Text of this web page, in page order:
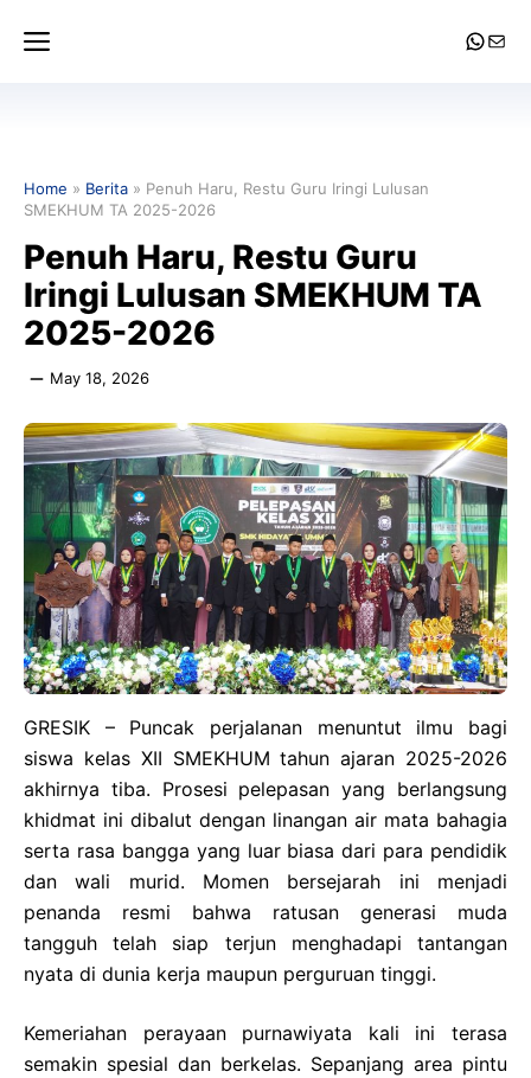
Menu Mail
Home » Berita » Penuh Haru, Restu Guru Iringi Lulusan
SMEKHUM TA 2025-2026
Penuh Haru, Restu Guru
Iringi Lulusan SMEKHUM TA
2025-2026
May 18, 2026
GRESIK – Puncak perjalanan menuntut ilmu bagi
siswa kelas XII SMEKHUM tahun ajaran 2025-2026
akhirnya tiba. Prosesi pelepasan yang berlangsung
khidmat ini dibalut dengan linangan air mata bahagia
serta rasa bangga yang luar biasa dari para pendidik
dan wali murid. Momen bersejarah ini menjadi
penanda resmi bahwa ratusan generasi muda
tangguh telah siap terjun menghadapi tantangan
nyata di dunia kerja maupun perguruan tinggi.
Kemeriahan perayaan purnawiyata kali ini terasa
semakin spesial dan berkelas. Sepanjang area pintu